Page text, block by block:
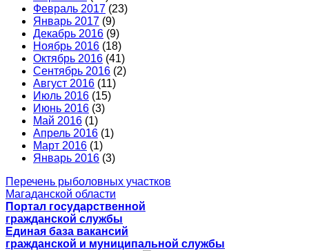
Февраль 2017 (23)
Январь 2017 (9)
Декабрь 2016 (9)
Ноябрь 2016 (18)
Октябрь 2016 (41)
Сентябрь 2016 (2)
Август 2016 (11)
Июль 2016 (15)
Июнь 2016 (3)
Май 2016 (1)
Апрель 2016 (1)
Март 2016 (1)
Январь 2016 (3)
Перечень рыболовных участков
Магаданской области
Портал государственной
гражданской службы
Единая база вакансий
гражданской и муниципальной службы